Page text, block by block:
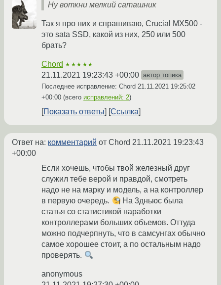
Ну воткни мелкий саташник
Так я про них и спрашиваю, Crucial MX500 -
это sata SSD, какой из них, 250 или 500
брать?
Chord ★★★★★
21.11.2021 19:23:43 +00:00 автор топика
Последнее исправление: Chord 21.11.2021 19:25:02
+00:00 (всего исправлений: 2)
Показать ответы Ссылка
Ответ на: комментарий от Chord 21.11.2021 19:23:43
+00:00
Если хочешь, чтобы твой железный друг
служил тебе верой и правдой, смотреть
надо не на марку и модель, а на контроллер
в первую очередь.
На 3дньюс была
статья со статистикой наработки
контроллерами больших объемов. Оттуда
можно подчерпнуть, что в самсунгах обычно
самое хорошее стоит, а по остальным надо
проверять.
anonymous